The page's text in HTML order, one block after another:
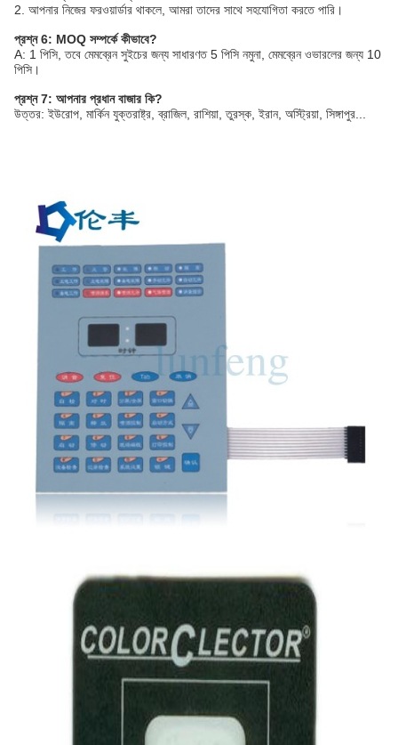
2. আপনার নিজের ফরওয়ার্ডার থাকলে, আমরা তাদের সাথে সহযোগিতা করতে পারি।
প্রশ্ন 6: MOQ সম্পর্কে কীভাবে?
A: 1 পিসি, তবে মেমব্রেন সুইচের জন্য সাধারণত 5 পিসি নমুনা, মেমব্রেন ওভারলের জন্য 10
পিসি।
প্রশ্ন 7: আপনার প্রধান বাজার কি?
উত্তর: ইউরোপ, মার্কিন যুক্তরাষ্ট্র, ব্রাজিল, রাশিয়া, তুরস্ক, ইরান, অস্ট্রিয়া, সিঙ্গাপুর...